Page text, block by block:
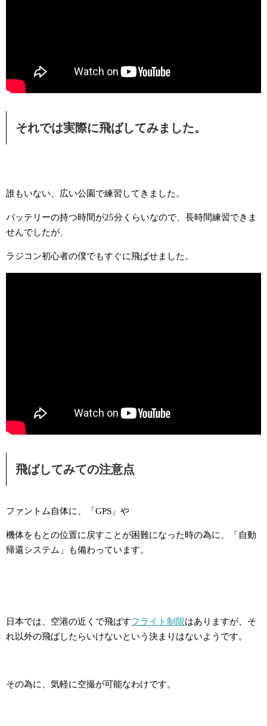
それでは実際に飛ばしてみました。
誰もいない、広い公園で練習してきました。
バッテリーの持つ時間が25分くらいなので、長時間練習できま
せんでしたが、
ラジコン初心者の僕でもすぐに飛ばせました。
飛ばしてみての注意点
ファントム自体に、「GPS」や
機体をもとの位置に戻すことが困難になった時の為に、「自動
帰還システム」も備わっています。
日本では、空港の近くで飛ばすフライト制限はありますが、そ
れ以外の飛ばしたらいけないという決まりはないようです。
その為に、気軽に空撮が可能なわけです。